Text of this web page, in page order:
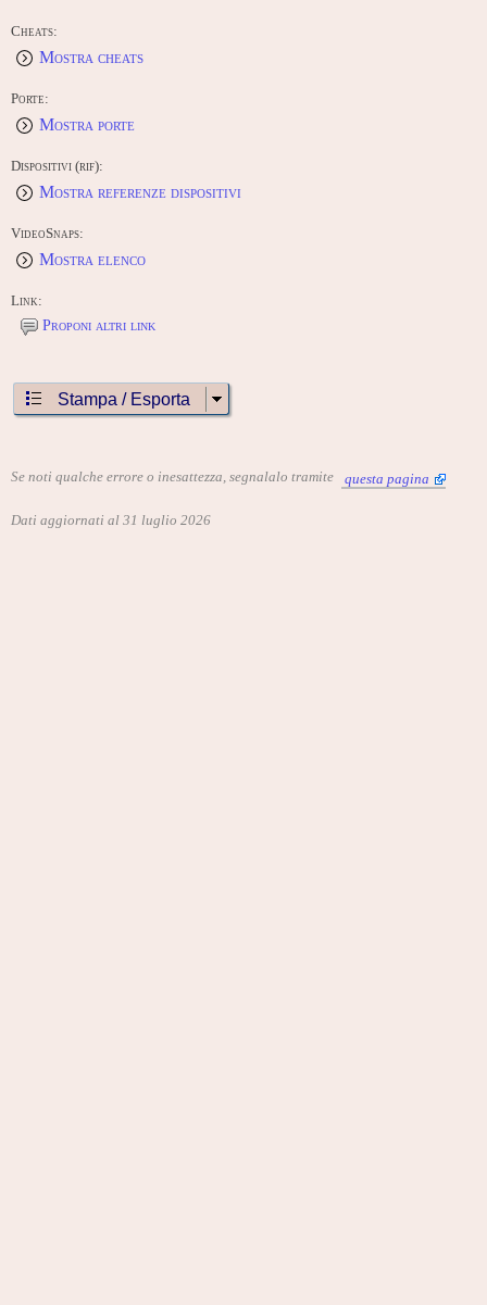
Cheats:
Mostra cheats
Porte:
Mostra porte
Dispositivi (rif):
Mostra referenze dispositivi
VideoSnaps:
Mostra elenco
Link:
Proponi altri link
Stampa / Esporta
Se noti qualche errore o inesattezza, segnalalo tramite questa pagina
Dati aggiornati al 31 luglio 2026